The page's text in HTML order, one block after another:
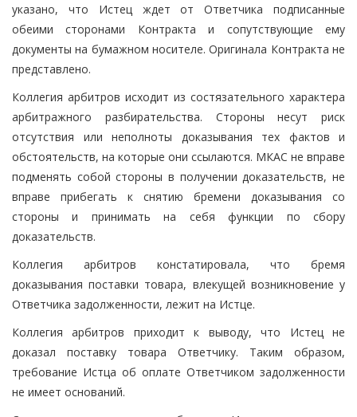
указано, что Истец ждет от Ответчика подписанные
обеими сторонами Контракта и сопутствующие ему
документы на бумажном носителе. Оригинала Контракта не
представлено.
Коллегия арбитров исходит из состязательного характера
арбитражного разбирательства. Стороны несут риск
отсутствия или неполноты доказывания тех фактов и
обстоятельств, на которые они ссылаются. МКАС не вправе
подменять собой стороны в получении доказательств, не
вправе прибегать к снятию бремени доказывания со
стороны и принимать на себя функции по сбору
доказательств.
Коллегия арбитров констатировала, что бремя
доказывания поставки товара, влекущей возникновение у
Ответчика задолженности, лежит на Истце.
Коллегия арбитров приходит к выводу, что Истец не
доказал поставку товара Ответчику. Таким образом,
требование Истца об оплате Ответчиком задолженности
не имеет оснований.